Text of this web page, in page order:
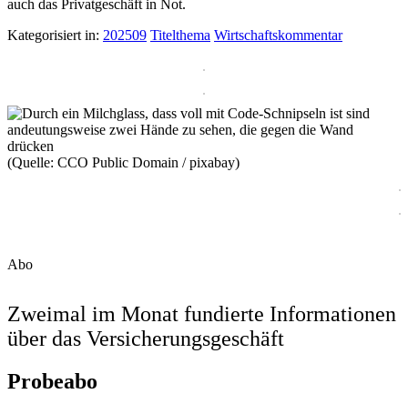
auch das Privatgeschäft in Not.
Kategorisiert in: 202509 Titelthema Wirtschaftskommentar
(Quelle: CCO Public Domain / pixabay)
Abo
Zweimal im Monat fundierte Informationen
über das Versicherungsgeschäft
Probeabo